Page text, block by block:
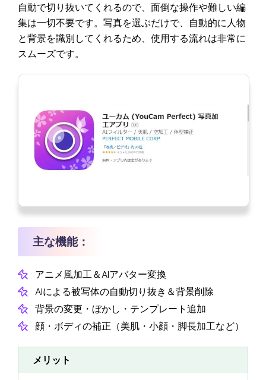
自動で切り抜いてくれるので、面倒な操作や難しい編
集は一切不要です。写真を選ぶだけで、自動的に人物
と背景を識別してくれるため、使用する流れは非常に
スムーズです。
主な機能：
アニメ風加工＆AIアバター変換
AIによる被写体の自動切り抜き＆背景削除
背景の変更・ぼかし・テンプレート追加
顔・ボディの補正（美肌・小顔・脚長加工など）
メリット